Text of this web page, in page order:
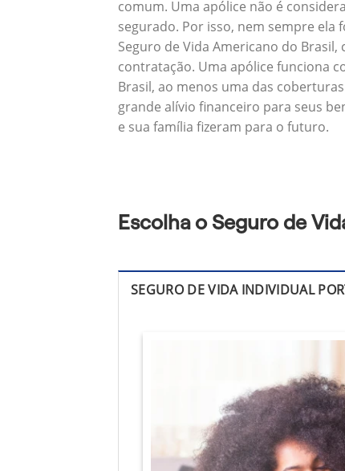
comum. Uma apólice não é
segurado. Por isso, nem sempre
Seguro de Vida Americano do
contratação. Uma apólice funciona
Brasil, ao menos uma das
grande alívio financeiro para seus
e sua família fizeram para o futuro.
Escolha o Seguro de
SEGURO DE VIDA INDIVIDUAL